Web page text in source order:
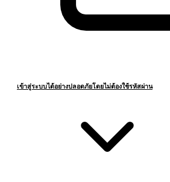
เข้าสู่ระบบได้อย่างปลอดภัยโดยไม่ต้องใช้รหัสผ่าน